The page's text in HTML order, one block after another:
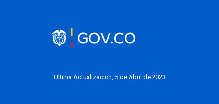
Ultima Actualizacion, 5 de Abril de 2023